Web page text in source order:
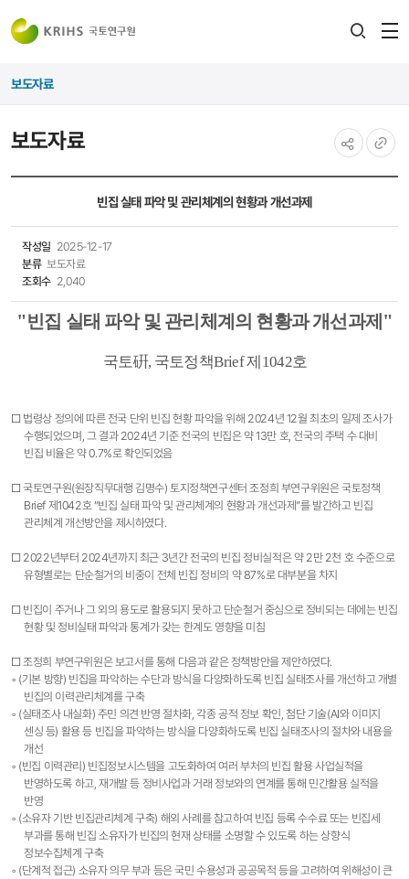
보도자료
보도자료
빈집 실태 파악 및 관리체계의 현황과 개선과제
작성일 2025-12-17
분류 보도자료
조회수 2,040
"빈집 실태 파악 및 관리체계의 현황과 개선과제 "
국토硏, 국토정책Brief제1042호
□ 법령상 정의에 따른 전국 단위 빈집 현황 파악을 위해 2024년 12월 최초의 일제 조사가
수행되었으며, 그 결과 2024년 기준 전국의 빈집은 약 13만 호, 전국의 주택 수 대비
빈집 비율은 약 0.7%로 확인되었음
□ 국토연구원(원장직무대행 김명수) 토지정책연구센터 조정희 부연구위원은 국토정책
Brief 제1042호 “빈집 실태 파악 및 관리체계의 현황과 개선과제”를 발간하고 빈집
관리체계 개선방안을 제시하였다.
□ 2022년부터 2024년까지 최근 3년간 전국의 빈집 정비실적은 약 2만 2천 호 수준으로
유형별로는 단순철거의 비중이 전체 빈집 정비의 약 87%로 대부분을 차지
□ 빈집이 주거나 그 외의 용도로 활용되지 못하고 단순철거 중심으로 정비되는 데에는 빈집
현황 및 정비실태 파악과 통계가 갖는 한계도 영향을 미침
□ 조정희 부연구위원은 보고서를 통해 다음과 같은 정책방안을 제안하였다.
◦ (기본 방향) 빈집을 파악하는 수단과 방식을 다양화하도록 빈집 실태조사를 개선하고 개별
빈집의 이력관리체계를 구축
◦ (실태조사 내실화) 주민 의견 반영 절차화, 각종 공적 정보 확인, 첨단 기술(AI와 이미지
센싱 등) 활용 등 빈집을 파악하는 방식을 다양화하도록 빈집 실태조사의 절차와 내용을
개선
◦ (빈집 이력관리) 빈집정보시스템을 고도화하여 여러 부처의 빈집 활용 사업실적을
반영하도록 하고, 재개발 등 정비사업과 거래 정보와의 연계를 통해 민간활용 실적을
반영
◦ (소유자 기반 빈집관리체계 구축) 해외 사례를 참고하여 빈집 등록 수수료 또는 빈집세
부과를 통해 빈집 소유자가 빈집의 현재 상태를 소명할 수 있도록 하는 상향식
정보수집체계 구축
◦ (단계적 접근) 소유자 의무 부과 등은 국민 수용성과 공공목적 등을 고려하여 위해성이 큰